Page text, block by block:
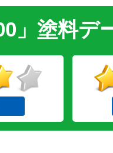
」塗料デ